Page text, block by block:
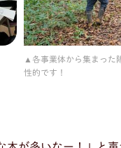
各事業体から集まった
性的です！